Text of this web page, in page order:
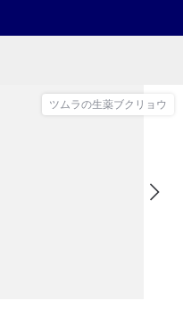
ツムラの生薬ブクリョウ